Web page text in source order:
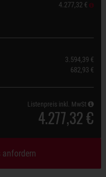
4.277,32 €
3.594,39 €
682,93 €
Listenpreis inkl. MwSt
4.277,32 €
anfordern